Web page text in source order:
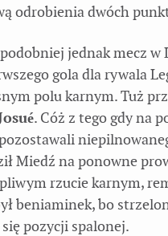
odrobienia dwóch
jednak mecz w
gola dla rywala
polu karnym. Tuż
. Cóż z tego gdy na
Miedź na ponowne
rzucie karnym,
beniaminek, bo
pozycji spalonej.